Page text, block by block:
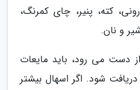
کته، پنیر، چای کمرنگ،
و نان.
دست می رود، باید مایعات
شود. اگر اسهال بیشتر